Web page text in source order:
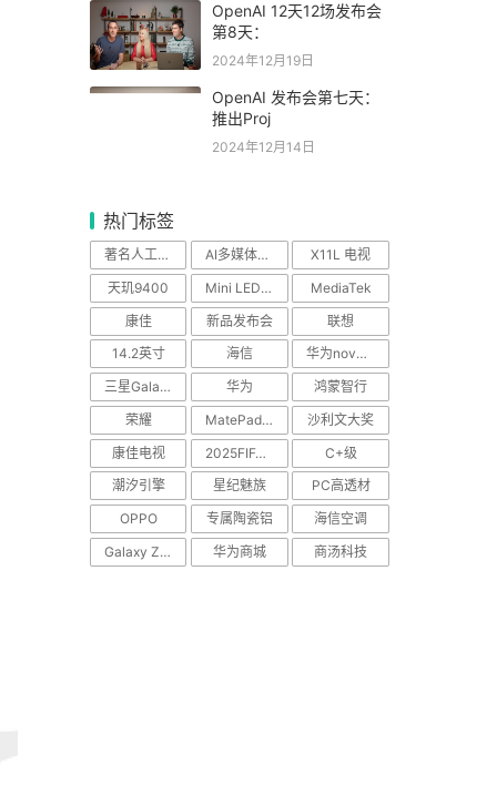
OpenAI 12天12场发布会
第8天：
2024年12月19日
OpenAI 发布会第七天：
推出Proj
2024年12月14日
热门标签
著名人工智能科学 AI多媒体中心
X11L 电视
天玑9400
Mini LED电视
MediaTek
康佳
新品发布会
联想
14.2英寸
海信
华为nova Flip
三星Galaxy S25 Edge
华为
鸿蒙智行
荣耀
MatePad Pro
沙利文大奖
康佳电视
2025FIFA世俱杯
C+级
潮汐引擎
星纪魅族
PC高透材
OPPO
专属陶瓷铝
海信空调
Galaxy Z Flip7
华为商城 商汤科技